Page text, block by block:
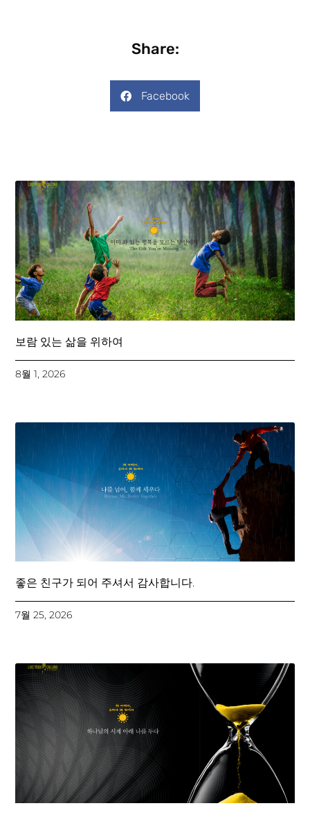
Share:
Facebook
보람 있는 삶을 위하여
8월 1, 2026
좋은 친구가 되어 주셔서 감사합니다.
7월 25, 2026